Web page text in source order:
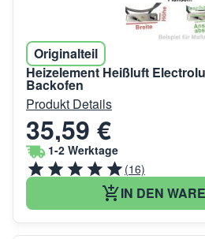
Originalteil
Heizelement Heißluft
Backofen
Produkt Details
35,59 €
1-2 Werktage
(16)
IN DEN